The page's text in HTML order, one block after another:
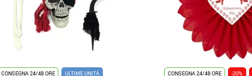
CONSEGNA 24/48 ORE ULTIME UNITÀ CONSEGNA 24/48 ORE -20%